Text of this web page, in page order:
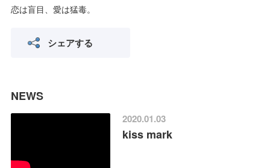
恋は盲目、愛は猛毒。
シェアする
NEWS
2020.01.03
kiss mark